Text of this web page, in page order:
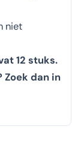
niet
12 stuks.
dan in